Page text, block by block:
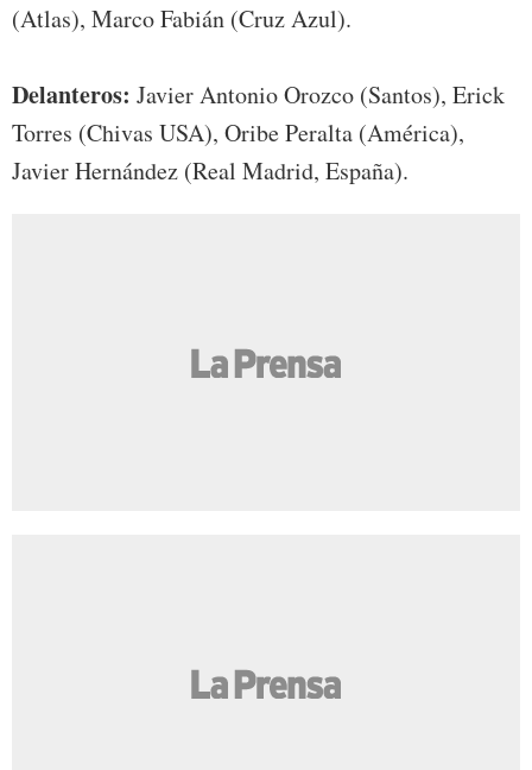
(Atlas), Marco Fabián (Cruz Azul).
Delanteros: Javier Antonio Orozco (Santos), Erick
Torres (Chivas USA), Oribe Peralta (América),
Javier Hernández (Real Madrid, España).